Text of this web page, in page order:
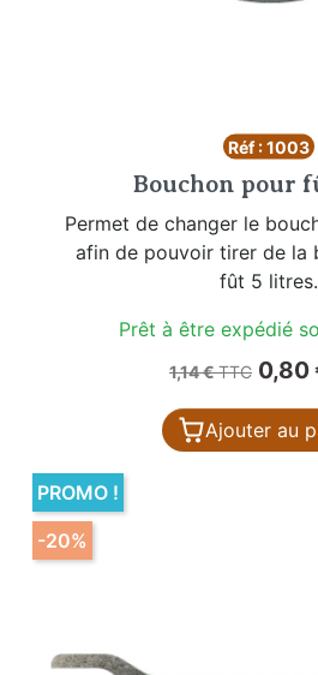
Réf : 1003
Bouchon pour
Permet de changer le
afin de pouvoir tirer de la
fût 5 litres.
Prêt à être expédié
Prix de base
1,14 €TTC Prix
0,80
Ajouter au
PROMO !
-20%